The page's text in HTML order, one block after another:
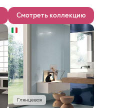
Смотреть коллекцию
Глянцевая